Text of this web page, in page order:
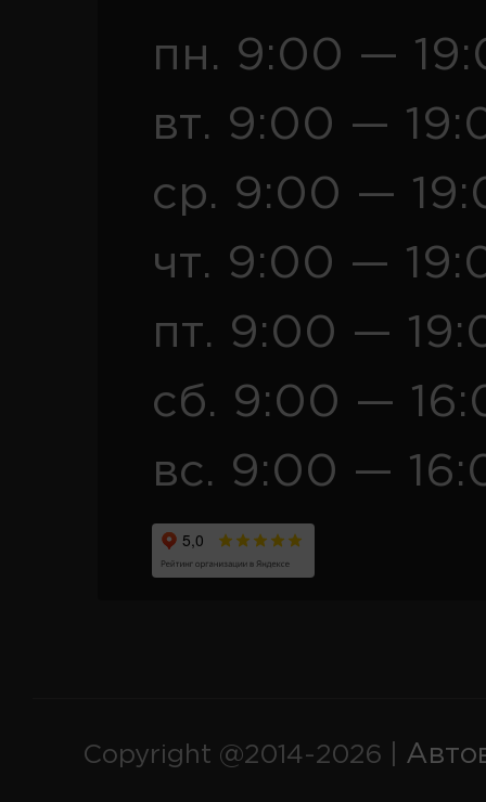
пн. 9:00 —
вт. 9:00 —
ср. 9:00 —
чт. 9:00 —
пт. 9:00 —
сб. 9:00 —
вс. 9:00 —
Copyright @2014-2026 |